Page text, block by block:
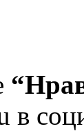
в